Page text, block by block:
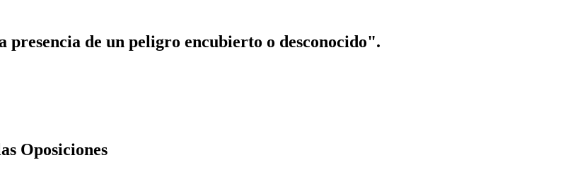
de un peligro encubierto o desconocido".
Oposiciones